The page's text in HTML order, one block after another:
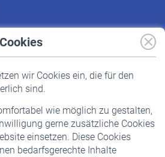
wir Cookies ein, die für den
sind.
wie möglich zu gestalten,
gerne zusätzliche Cookies
einsetzen. Diese Cookies
bedarfsgerechte Inhalte